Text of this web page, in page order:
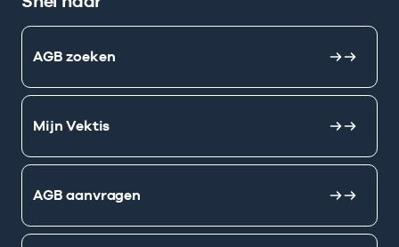
AGB zoeken
Mijn Vektis
AGB aanvragen